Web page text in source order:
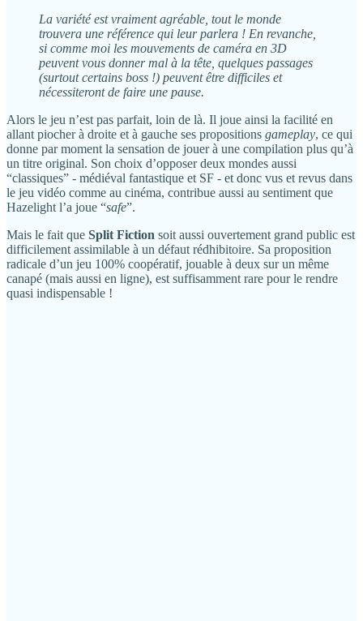
La variété est vraiment agréable, tout le monde
trouvera une référence qui leur parlera ! En revanche,
si comme moi les mouvements de caméra en 3D
peuvent vous donner mal à la tête, quelques passages
(surtout certains boss !) peuvent être difficiles et
nécessiteront de faire une pause.
Alors le jeu n’est pas parfait, loin de là. Il joue ainsi la facilité en
allant piocher à droite et à gauche ses propositions gameplay, ce qui
donne par moment la sensation de jouer à une compilation plus qu’à
un titre original. Son choix d’opposer deux mondes aussi
“classiques” - médiéval fantastique et SF - et donc vus et revus dans
le jeu vidéo comme au cinéma, contribue aussi au sentiment que
Hazelight l’a joue “safe”.
Mais le fait que Split Fiction soit aussi ouvertement grand public est
difficilement assimilable à un défaut rédhibitoire. Sa proposition
radicale d’un jeu 100% coopératif, jouable à deux sur un même
canapé (mais aussi en ligne), est suffisamment rare pour le rendre
quasi indispensable !